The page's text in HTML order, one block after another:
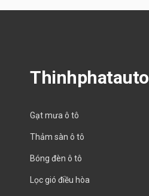
Thinhphatauto
Gạt mưa ô tô
Thảm sàn ô tô
Bóng đèn ô tô
Lọc gió điều hòa